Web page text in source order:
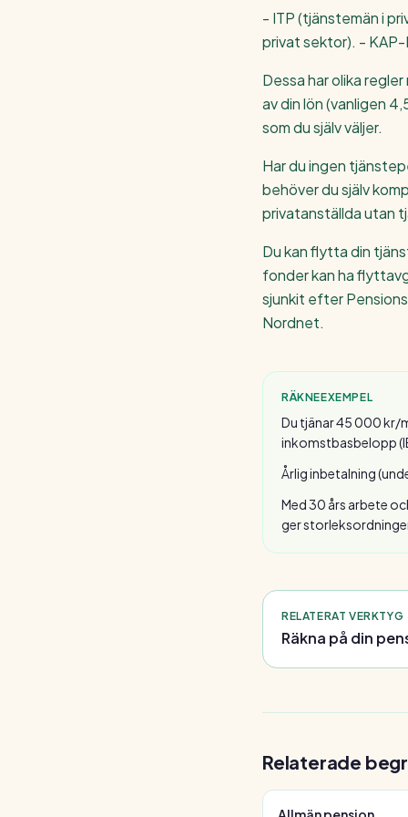
- ITP (tjänstemän i
privat sektor). - KAP-
Dessa har olika
av din lön (vanligen
som du själv väljer.
Har du ingen
behöver du själv
privatanställda utan
Du kan flytta din
fonder kan ha
sjunkit efter
Nordnet.
RÄKNEEXEMPEL
Du tjänar 45 000 kr/
inkomstbasbelopp
Årlig inbetalning
Med 30 års arbete
ger
RELATERAT VERKTYG
Räkna på din
Relaterade